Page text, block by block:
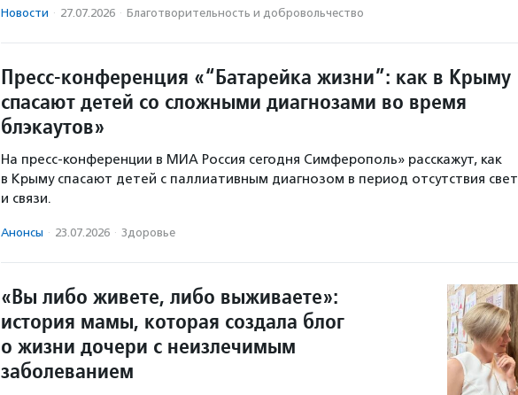
Новости · 27.07.2026 · Благотвори­тель­ность и доброволь­чест­во
Пресс-конференция «“Батарейка жизни”: как в Крыму
спасают детей со сложными диагнозами во время
блэкаутов»
На пресс-конференции в МИА Россия сегодня Симферополь» расскажут, как
в Крыму спасают детей с паллиативным диагнозом в период отсутствия
и связи.
Анонсы · 23.07.2026 · Здоровье
«Вы либо живете, либо выживаете»:
история мамы, которая создала блог
о жизни дочери с неизлечимым
заболеванием